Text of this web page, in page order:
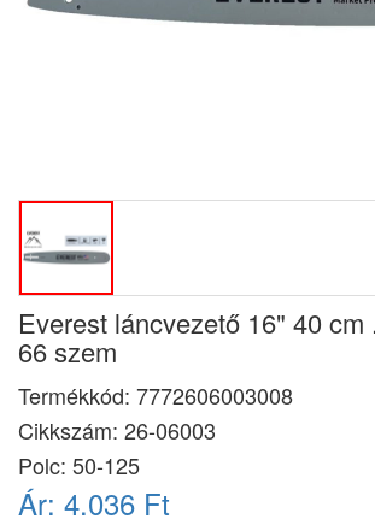
Everest láncvezető 16" 40 cm
66 szem
Termékkód: 7772606003008
Cikkszám: 26-06003
Polc: 50-125
Ár: 4.036 Ft